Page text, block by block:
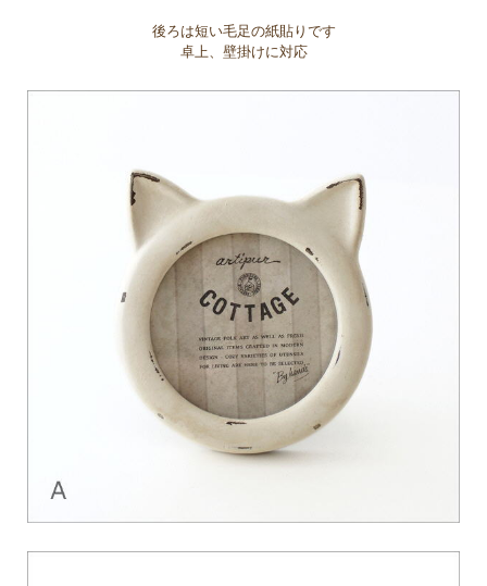
後ろは短い毛足の紙貼りです
卓上、壁掛けに対応